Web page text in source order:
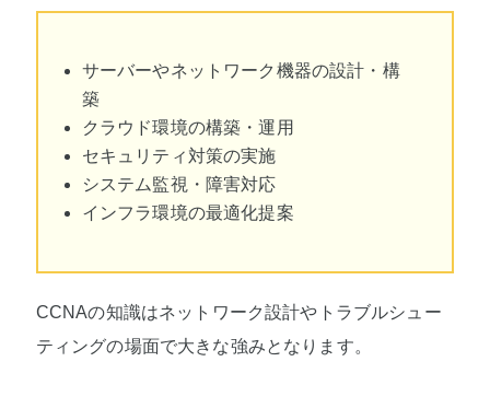
サーバーやネットワーク機器の設計・構
築
クラウド環境の構築・運用
セキュリティ対策の実施
システム監視・障害対応
インフラ環境の最適化提案
CCNAの知識はネットワーク設計やトラブルシュー
ティングの場面で大きな強みとなります。